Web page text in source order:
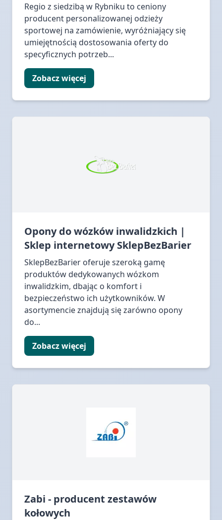
Regio z siedzibą w Rybniku to ceniony
producent personalizowanej odzieży
sportowej na zamówienie, wyróżniający się
umiejętnością dostosowania oferty do
specyficznych potrzeb...
Zobacz więcej
Opony do wózków inwalidzkich |
Sklep internetowy SklepBezBarier
SklepBezBarier oferuje szeroką gamę
produktów dedykowanych wózkom
inwalidzkim, dbając o komfort i
bezpieczeństwo ich użytkowników. W
asortymencie znajdują się zarówno opony
do...
Zobacz więcej
Zabi - producent zestawów
kołowych